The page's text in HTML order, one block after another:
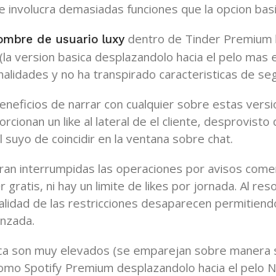
involucra demasiadas funciones que la opcion
de usuario luxy dentro de Tinder
version basica desplazandolo hacia el pelo mas
y no ha transpirado caracteristicas de
de narrar con cualquier sobre estas
un like al lateral de el cliente,
de coincidir en la ventana sobre chat.
interrumpidas las operaciones por avisos
gratis, ni hay un limite de likes por jornada. Al
de las restricciones desaparecen
son muy elevados (se emparejan sobre
Spotify Premium desplazandolo hacia el pelo